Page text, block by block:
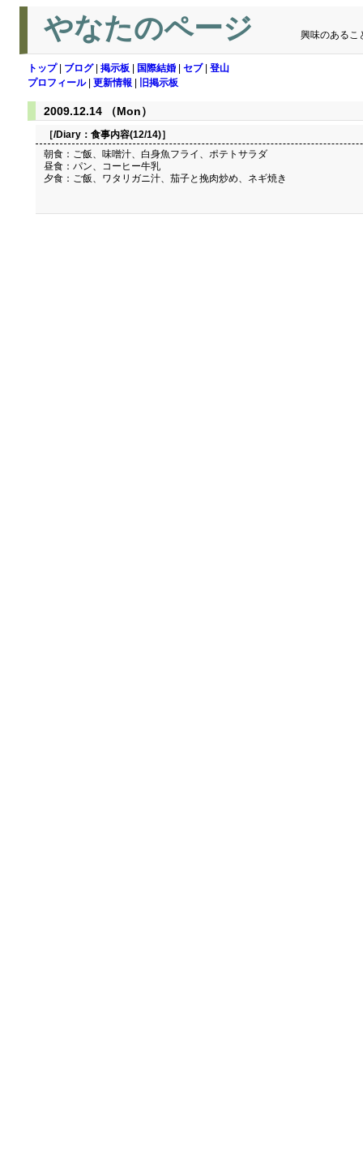
やなたのページ 興味のあるこ
トップ| ブログ| 掲示板 国際結婚 セブ| 登山
プロフィール| 更新情報 旧掲示板
2009.12.14 （Mon）
［/Diary： 食事内容(12/14)］
朝食：ご飯、味噌汁、白身魚フライ、ポテトサラダ
昼食：パン、コーヒー牛乳
夕食：ご飯、ワタリガニ汁、茄子と挽肉炒め、ネギ焼き